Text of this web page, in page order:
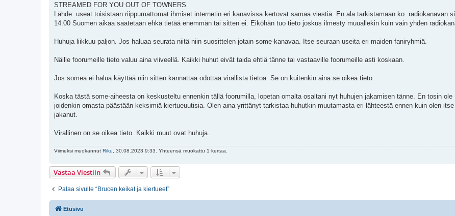
STREAMED FOR YOU OUT OF TOWNERS
Lähde: useat toisistaan riippumattomat ihmiset internetin eri kanavissa kertovat samaa viestiä. En ala tarkistamaan ko. radiokanavan
14.00 Suomen aikaa saatetaan ehkä tietää enemmän tai sitten ei. Eiköhän tuo tieto joskus ilmesty muuallekin kuin vain yhden
Huhuja liikkuu paljon. Jos haluaa seurata niitä niin suosittelen jotain some-kanavaa. Itse seuraan useita eri maiden faniryhmiä.
Näille foorumeille tieto valuu aina viiveellä. Kaikki huhut eivät taida ehtiä tänne tai vastaaville foorumeille asti koskaan.
Jos somea ei halua käyttää niin sitten kannattaa odottaa virallista tietoa. Se on kuitenkin aina se oikea tieto.
Koska tästä some-aiheesta on keskusteltu ennenkin tällä foorumilla, lopetan omalta osaltani nyt huhujen jakamisen tänne. En tosin ole
joidenkin omasta päästään keksimiä kiertueuutisia. Olen aina yrittänyt tarkistaa huhutkin muutamasta eri lähteestä ennen kuin olen
jakanut.
Virallinen on se oikea tieto. Kaikki muut ovat huhuja.
Viimeksi muokannut Riku , 30.08.2023 9:33. Yhteensä muokattu 1 kertaa.
Vastaa Viestiin
Palaa sivulle “Brucen keikat ja kiertueet”
Etusivu